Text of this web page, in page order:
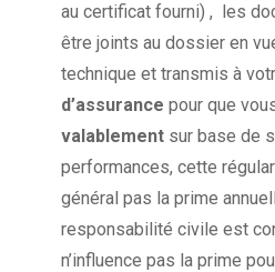
au certificat fourni) , les
être joints au dossier en
technique et transmis à
d’assurance pour que
valablement sur base de
performances, cette
général pas la prime
responsabilité civile est
n’influence pas la prime